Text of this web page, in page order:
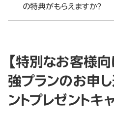
の特典がもらえますか？
【特別なお客様
強プランのお申
ントプレゼントキ